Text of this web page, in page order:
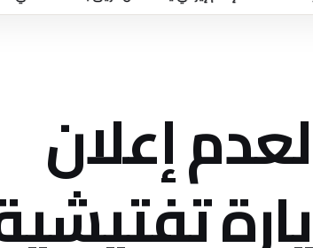
إعلان
ألف زيارة